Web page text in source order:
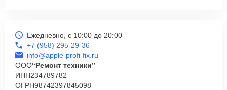
Ежедневно, с 10:00 до 20:00
+7 (958) 295-29-36
info@apple-profi-fix.ru
ООО“Ремонт техники”
ИНН234789782
ОГРН98742397845098